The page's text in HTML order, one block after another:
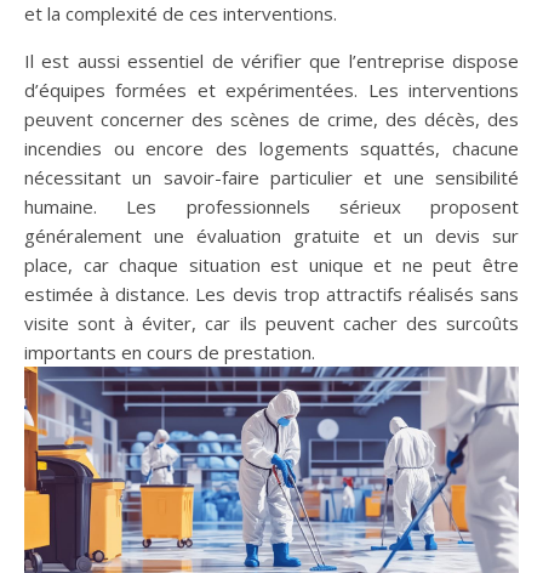
et la complexité de ces interventions.
Il est aussi essentiel de vérifier que l’entreprise dispose
d’équipes formées et expérimentées. Les interventions
peuvent concerner des scènes de crime, des décès, des
incendies ou encore des logements squattés, chacune
nécessitant un savoir-faire particulier et une sensibilité
humaine. Les professionnels sérieux proposent
généralement une évaluation gratuite et un devis sur
place, car chaque situation est unique et ne peut être
estimée à distance. Les devis trop attractifs réalisés sans
visite sont à éviter, car ils peuvent cacher des surcoûts
importants en cours de prestation.